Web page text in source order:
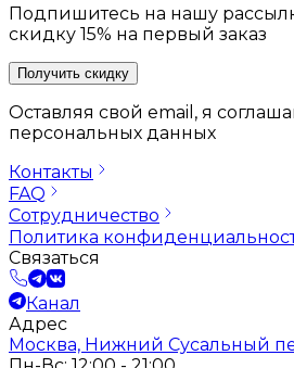
Подпишитесь на нашу
скидку 15% на первый заказ
Получить скидку
Оставляя свой email, я
персональных данных
Контакты
FAQ
Сотрудничество
Политика
Связаться
Канал
Адрес
Москва, Нижний Сусальный